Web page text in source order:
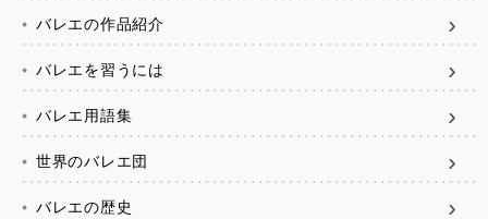
バレエの作品紹介
バレエを習うには
バレエ用語集
世界のバレエ団
バレエの歴史